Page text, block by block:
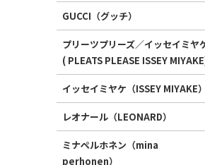
GUCCI（グッチ）
プリーツプリーズ／イッセイミヤ
( PLEATS PLEASE ISSEY
イッセイミヤケ（ISSEY MIYAKE）
レオナール（LEONARD）
ミナペルホネン（mina
perhonen）